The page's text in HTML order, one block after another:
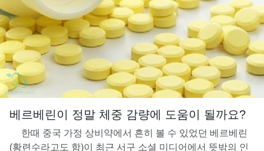
베르베린이 정말 체중 감량에 도움이 될까요?
한때 중국 가정 상비약에서 흔히 볼 수 있었던 베르베린
(황련수라고도 함)이 최근 서구 소셜 미디어에서 뜻밖의 인